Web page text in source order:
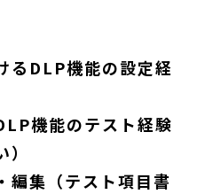
るDLP機能の設定経
機能のテスト経験
編集（テスト項目書